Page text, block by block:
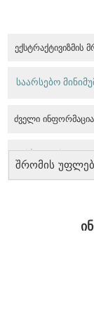
ექსტრაქტივიზმის
შრომის
საარსებო
ძველი ინფორმაცია